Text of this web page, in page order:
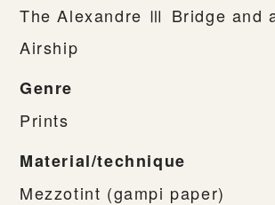
The Alexandre Ⅲ Bridge and
Airship
Genre
Prints
Material/technique
Mezzotint (gampi paper)